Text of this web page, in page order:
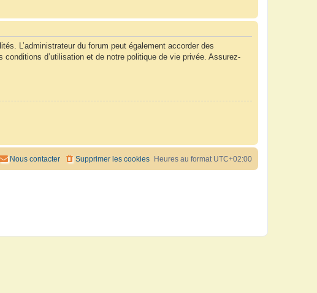
L’administrateur du forum peut également accorder des
d’utilisation et de notre politique de vie privée. Assurez-
Heures au format UTC+02:00
Supprimer les cookies
Nous contacter